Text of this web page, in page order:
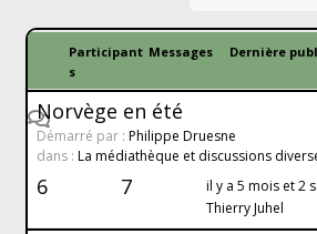
Participant
s
Messages Dernière
Norvège en été
Démarré par : Philippe Druesne
dans : La médiathèque et discussions
6 7
il y a 5 mois et 2
Thierry Juhel